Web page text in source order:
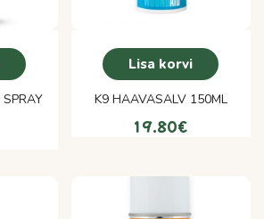
Lisa korvi
K9 HAAVASALV 150ML
19.80€